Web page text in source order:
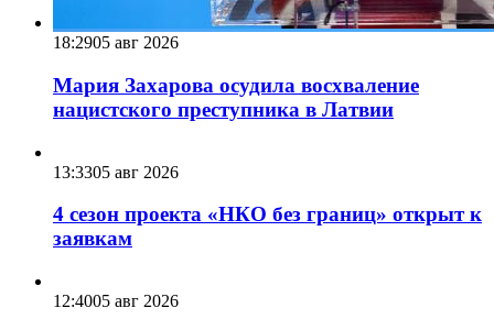
18:2905 авг 2026
Мария Захарова осудила восхваление
нацистского преступника в Латвии
13:3305 авг 2026
4 сезон проекта «НКО без границ» открыт к
заявкам
12:4005 авг 2026